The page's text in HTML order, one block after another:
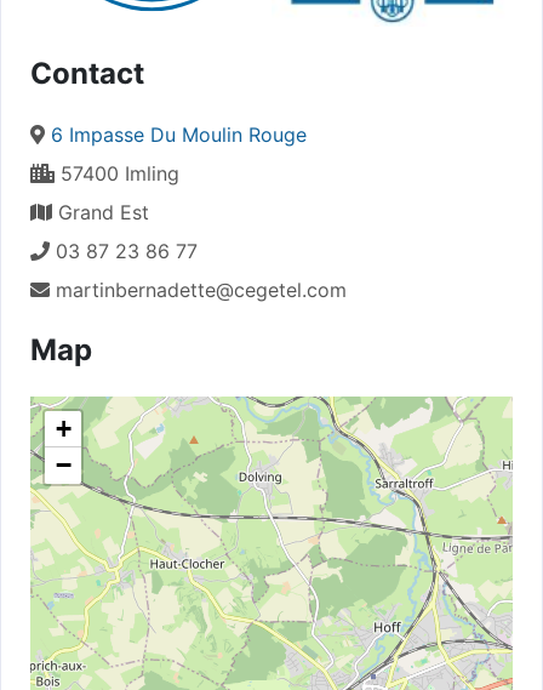
Contact
6 Impasse Du Moulin Rouge
57400 Imling
Grand Est
03 87 23 86 77
martinbernadette@cegetel.com
Map
+
−